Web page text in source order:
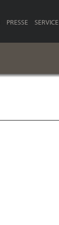
PRESSE SERVICE